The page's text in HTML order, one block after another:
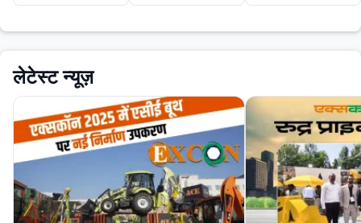
लेटेस्ट न्यूज़